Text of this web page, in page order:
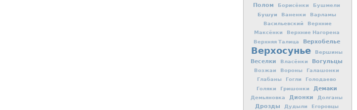
Полом
Борисёнки Бушмели
Бушуи Ваненки
Варламы
Васильевский
Верхние
Максёнки
Верхние Нагорена
Верхняя Талица
Верхобелье
Верхосунье Вершины
Веселки Власёнки Вогульцы
Возжаи Вороны
Галашонки
Глабаны
Гогли
Голодаево
Голяки
Гришонки Демаки
Демьяновка Дионки Долганы
Дрозды Дудыли
Егоровцы